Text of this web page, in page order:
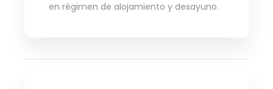
en régimen de alojamiento y desayuno.